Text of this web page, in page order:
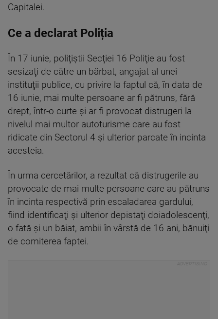
Capitalei.
Ce a declarat Poliția
În 17 iunie, poliţiştii Secţiei 16 Poliţie au fost
sesizaţi de către un bărbat, angajat al unei
instituţii publice, cu privire la faptul că, în data de
16 iunie, mai multe persoane ar fi pătruns, fără
drept, într-o curte şi ar fi provocat distrugeri la
nivelul mai multor autoturisme care au fost
ridicate din Sectorul 4 şi ulterior parcate în incinta
acesteia.
În urma cercetărilor, a rezultat că distrugerile au
provocate de mai multe persoane care au pătruns
în incinta respectivă prin escaladarea gardului,
fiind identificaţi şi ulterior depistaţi doiadolescenţi,
o fată şi un băiat, ambii în vârstă de 16 ani, bănuiţi
de comiterea faptei.